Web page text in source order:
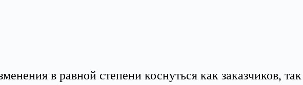
в равной степени коснуться как заказчиков, так